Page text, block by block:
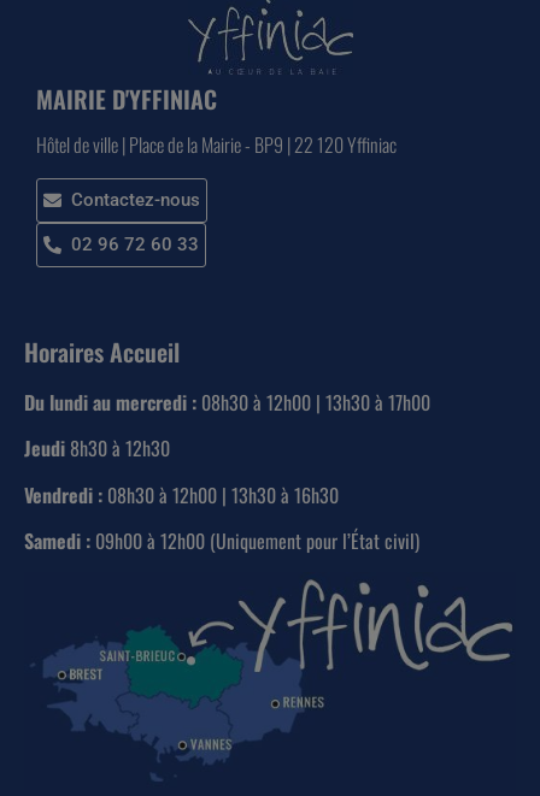
MAIRIE D'YFFINIAC
Hôtel de ville | Place de la Mairie - BP9 | 22 120 Yffiniac
Contactez-nous
02 96 72 60 33
Horaires Accueil
Du lundi au mercredi : 08h30 à 12h00 | 13h30 à 17h00
Jeudi 8h30 à 12h30
Vendredi : 08h30 à 12h00 | 13h30 à 16h30
Samedi : 09h00 à 12h00 (Uniquement pour l’État civil)